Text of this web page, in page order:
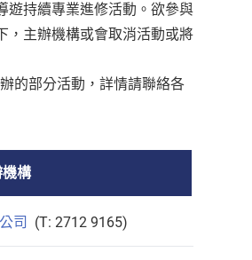
遊持續專業進修活動。欲參與
，主辦機構或會取消活動或將
的部分活動，詳情請聯絡各
構
司 (T: 2712 9165)